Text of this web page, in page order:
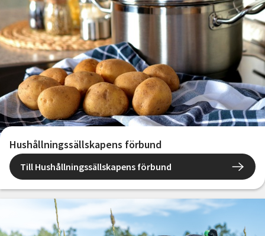
Hushållningssällskapens förbund
Till Hushållningssällskapens förbund